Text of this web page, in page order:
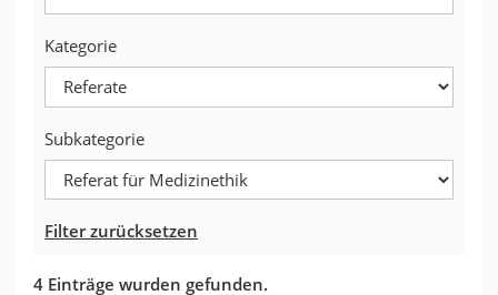
Kategorie
Subkategorie
Filter zurücksetzen
4 Einträge wurden gefunden.